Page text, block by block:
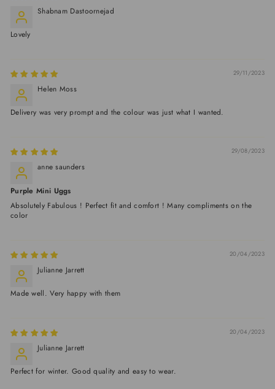
Shabnam Dastoornejad
Lovely
29/11/2023
Helen Moss
Delivery was very prompt and the colour was just what I wanted.
29/08/2023
anne saunders
Purple Mini Uggs
Absolutely Fabulous ! Perfect fit and comfort ! Many compliments on the
color
20/04/2023
Julianne Jarrett
Made well. Very happy with them
20/04/2023
Julianne Jarrett
Perfect for winter. Good quality and easy to wear.